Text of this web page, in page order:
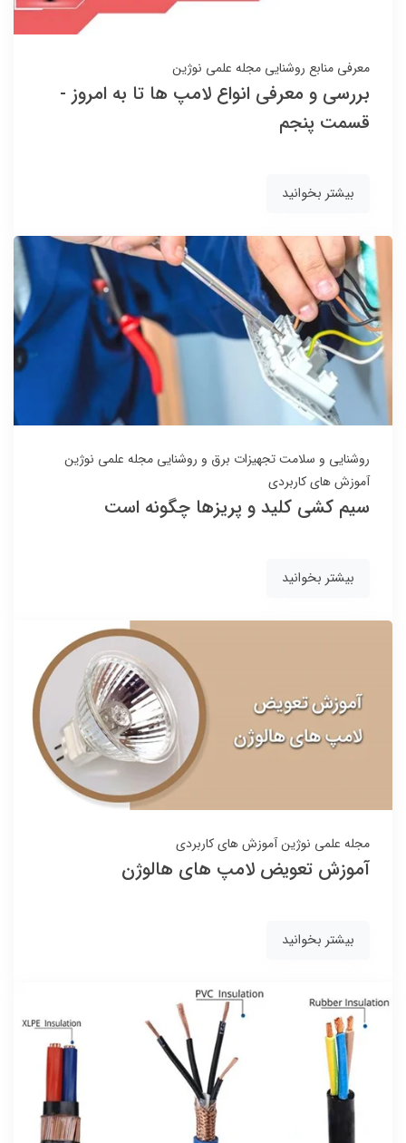
معرفی منابع روشنایی مجله علمی نوژین
بررسی و معرفی انواع لامپ ها تا به امروز -
قسمت پنجم
بیشتر بخوانید
روشنایی و سلامتتجهیزات برق و روشنایی مجله علمی نوژین
آموزش های کاربردی
سیم کشی کلید و پریزها چگونه است
بیشتر بخوانید
مجله علمی نوژینآموزش های کاربردی
آموزش تعویض لامپ های هالوژن
بیشتر بخوانید